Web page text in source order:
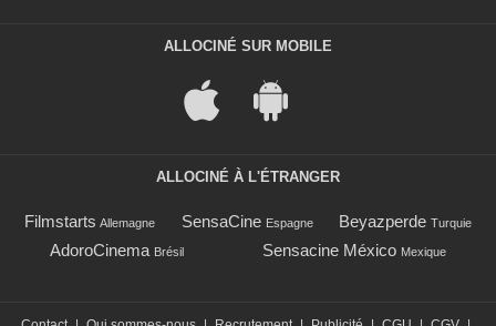
ALLOCINÉ SUR MOBILE
ALLOCINÉ À L'ÉTRANGER
Filmstarts Allemagne SensaCine Espagne Beyazperde Turquie
AdoroCinema Brésil Sensacine México Mexique